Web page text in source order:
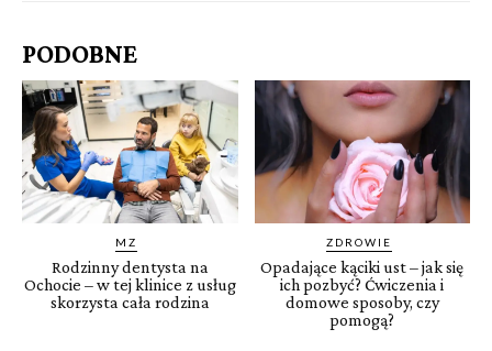
PODOBNE
MZ
Rodzinny dentysta na
Ochocie – w tej klinice z usług
skorzysta cała rodzina
ZDROWIE
Opadające kąciki ust – jak się
ich pozbyć? Ćwiczenia i
domowe sposoby, czy
pomogą?